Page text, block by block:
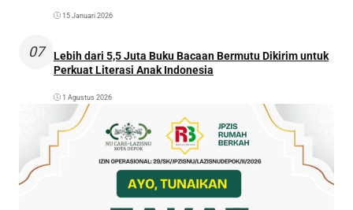
15 Januari 2026
07
Lebih dari 5,5 Juta Buku Bacaan Bermutu Dikirim untuk
Perkuat Literasi Anak Indonesia
1 Agustus 2026